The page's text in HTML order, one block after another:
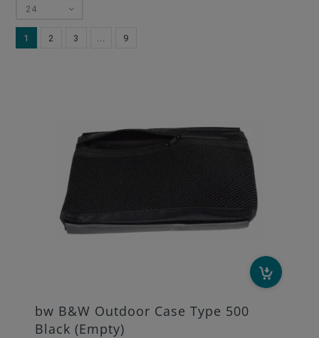
24
1 2 3 ... 9
bw B&W Outdoor Case Type 500
Black (Empty)